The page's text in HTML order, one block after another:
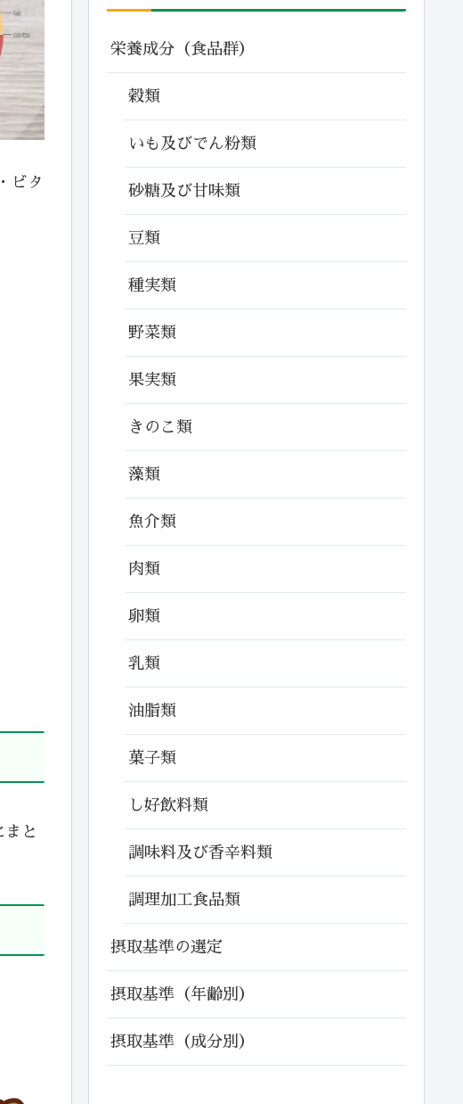
ビタ
と
栄養成分（食品群）
穀類
いも及びでん粉類
砂糖及び甘味類
豆類
種実類
野菜類
果実類
きのこ類
藻類
魚介類
肉類
卵類
乳類
油脂類
菓子類
し好飲料類
調味料及び香辛料類
調理加工食品類
摂取基準の選定
摂取基準（年齢別）
摂取基準（成分別）